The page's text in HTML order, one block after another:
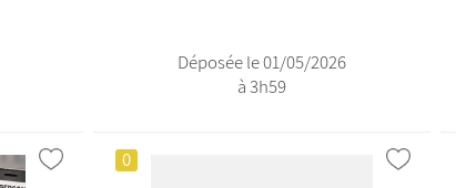
Déposée le 01/05/2026
à 3h59
0